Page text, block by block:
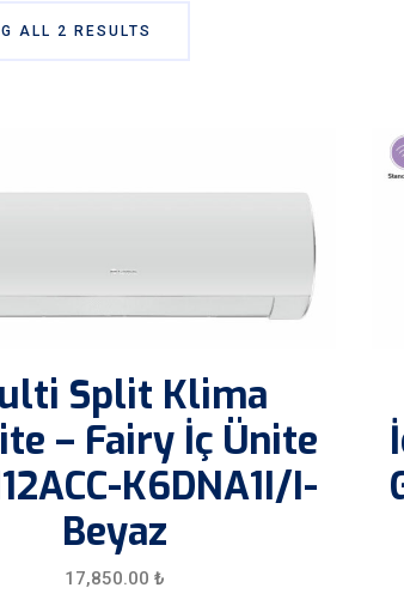
ALL 2 RESULTS
Split Klima
– Fairy İç Ünite
K6DNA1I/I-
Beyaz
17,850.00 ₺